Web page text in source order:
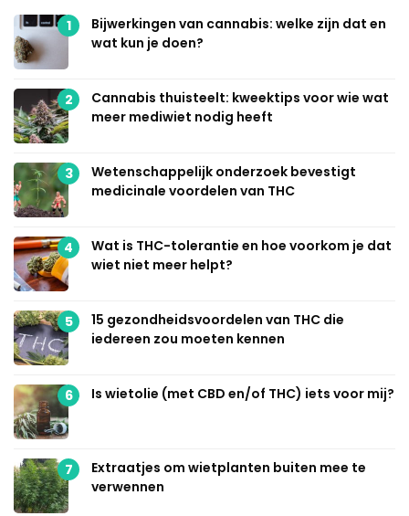
1
Bijwerkingen van cannabis: welke zijn dat en
wat kun je doen?
2
Cannabis thuisteelt: kweektips voor wie wat
meer mediwiet nodig heeft
3
Wetenschappelijk onderzoek bevestigt
medicinale voordelen van THC
4
Wat is THC-tolerantie en hoe voorkom je dat
wiet niet meer helpt?
5
15 gezondheidsvoordelen van THC die
iedereen zou moeten kennen
6 Is wietolie (met CBD en/of THC) iets voor mij?
7
Extraatjes om wietplanten buiten mee te
verwennen